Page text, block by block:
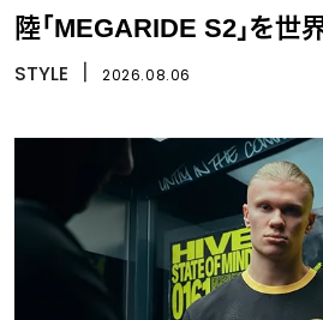
陸「MEGARIDE S2」を世
STYLE 2026.08.06